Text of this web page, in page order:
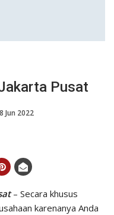
Pusat
8 Jun 2022
– Secara khusus
karenanya Anda